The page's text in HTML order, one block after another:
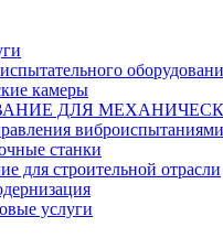
камеры
ДЛЯ
виброиспытаниями
станки
для строительной отрасли
услуги